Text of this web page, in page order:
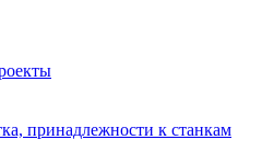
принадлежности к станкам